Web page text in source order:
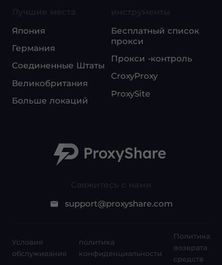
Свяжитесь с нами
support@proxyshare.com
Лучшие места
Япония
Германия
Соединенные Штаты
Великобритания
Больше локаций
инструменты
Бесплатный список
прокси
Прокси -контроль
CroxyProxy
ProxySite
Условия
обслуживания
политика
конфиденциальности
Политика
возврата
средств